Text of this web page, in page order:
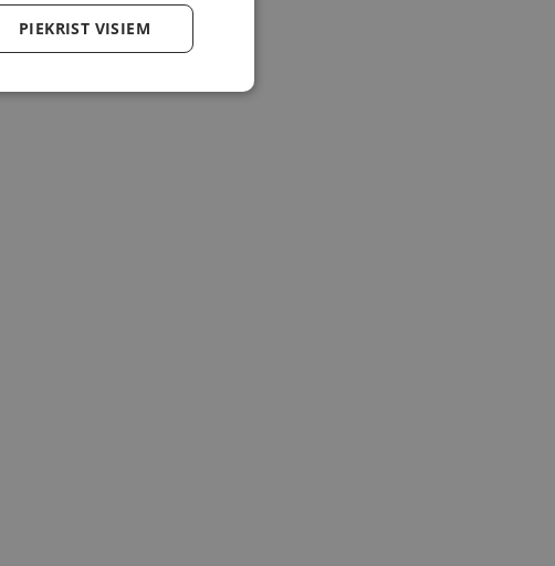
PIEKRIST VISIEM